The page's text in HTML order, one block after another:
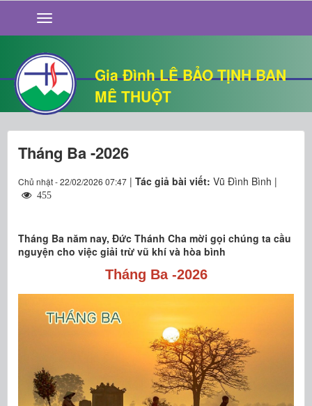
Gia Đình LÊ BẢO TỊNH BAN
MÊ THUỘT
GIỚI THIỆU
TIN TỨC
SỐNG ĐẠO
CHUYỆN NHÀ
QUÁN VĂN
THƯ GIÃN
Tháng Ba -2026
Chủ nhật - 22/02/2026 07:47 | Tác giả bài viết: Vũ Đình Bình |
455
Tháng Ba năm nay, Đức Thánh Cha mời gọi chúng ta cầu
nguyện cho việc giải trừ vũ khí và hòa bình
Tháng Ba -2026